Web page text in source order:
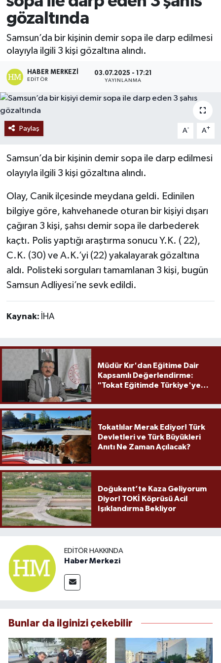
gözaltında
Samsun’da bir kişinin demir sopa ile darp edilmesi
olayıyla ilgili 3 kişi gözaltına alındı.
HABER MERKEZI
EDITÖR
03.07.2025 - 17:21
YAYINLANMA
Paylaş A- A+
Samsun’da bir kişinin demir sopa ile darp edilmesi
olayıyla ilgili 3 kişi gözaltına alındı.
Olay, Canik ilçesinde meydana geldi. Edinilen
bilgiye göre, kahvehanede oturan bir kişiyi dışarı
çağıran 3 kişi, şahsı demir sopa ile darbederek
kaçtı. Polis yaptığı araştırma sonucu Y.K. ( 22),
C.K. (30) ve A.K.’yi (22) yakalayarak gözaltına
aldı. Polisteki sorguları tamamlanan 3 kişi, bugün
Samsun Adliyesi’ne sevk edildi.
Kaynak: İHA
Müdür Kır'dan Eğitime Dair
Kapsamlı Değerlendirme:
"Tokat Eğitimde Türkiye'ye
Tokatlılar Merak Ediyor! Türk
Devletleri ve Türk Büyükleri
Anıtı Ne Zaman Açılacak?
Doğukent’te Kaza Geliyorum
Diyor! TOKİ Köprüsü Acil
Işıklandırma Bekliyor
EDITÖR HAKKINDA
Haber Merkezi
Bunlar da ilginizi çekebilir
Ekonomi
Sağlık
Tokat Haber